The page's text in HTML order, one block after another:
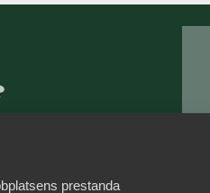
prestanda